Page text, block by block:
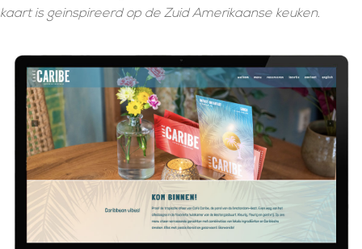
kaart is geinspireerd op de Zuid Amerikaanse keuken.